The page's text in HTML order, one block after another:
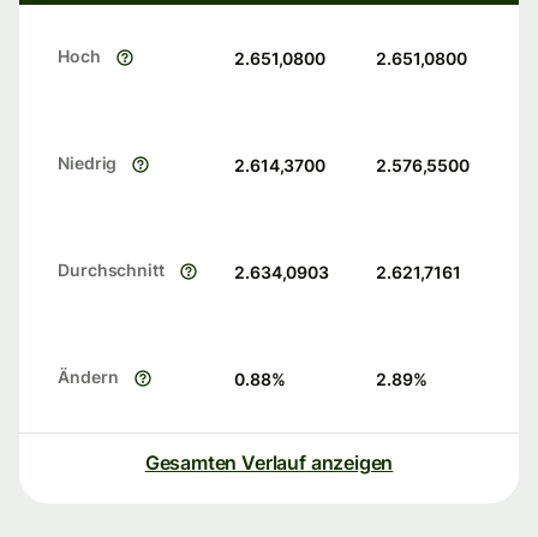
Hoch 2.651,0800 2.651,0800
Niedrig 2.614,3700 2.576,5500
Durchschnitt 2.634,0903 2.621,7161
Ändern 0.88% 2.89%
Gesamten Verlauf anzeigen